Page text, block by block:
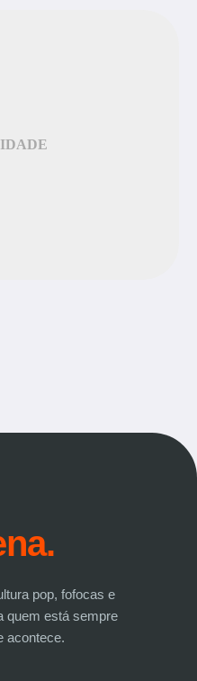
pop, fofocas e
quem está sempre
acontece.